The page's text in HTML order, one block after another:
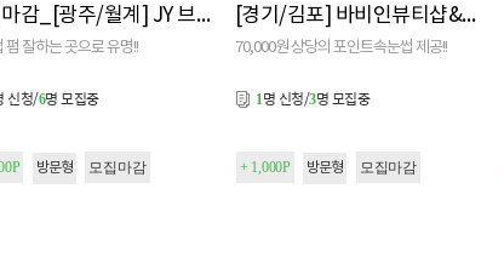
모집마감_[광주/월계] JY 브로우
펌 잘하는 곳으로 유명!!
신청/6명 모집중
방문형 모집마감
[경기/김포] 바비인뷰티샵&아카데미 본점
70,000원 상당의 포인트속눈썹 제공!!
1명 신청/3명 모집중
+ 1,000P 방문형 모집마감